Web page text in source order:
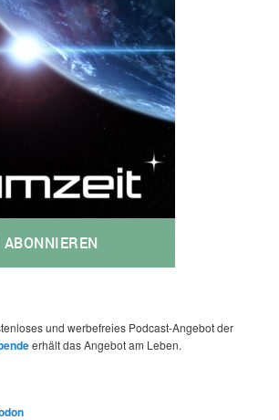
und werbefreies Podcast-Angebot der
erhält das Angebot am Leben.